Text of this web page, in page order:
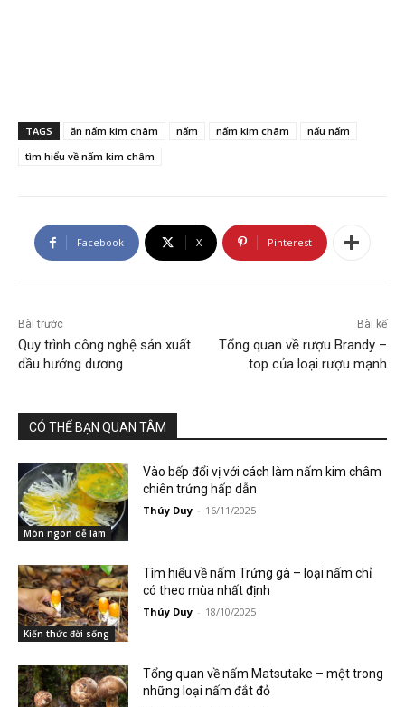
TAGS ăn nấm kim châm nấm nấm kim châm
nấu nấm
tìm hiểu về nấm kim châm
Facebook X Pinterest
Bài trước
Quy trình công nghệ sản xuất
dầu hướng dương
Bài kế
Tổng quan về rượu Brandy –
top của loại rượu mạnh
CÓ THỂ BẠN QUAN TÂM
Món ngon dễ làm
Vào bếp đổi vị với cách làm nấm kim châm
chiên trứng hấp dẫn
Thúy Duy - 16/11/2025
Kiến thức đời sống
Tìm hiểu về nấm Trứng gà – loại nấm chỉ
có theo mùa nhất định
Thúy Duy - 18/10/2025
Tổng quan về nấm Matsutake – một trong
những loại nấm đắt đỏ